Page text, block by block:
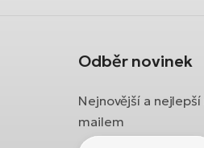
Odběr novinek
Nejnovější a
mailem